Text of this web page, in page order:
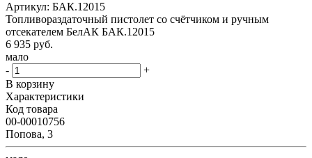
Артикул: БАК.12015
Топливораздаточный пистолет со счётчиком и ручным
отсекателем БелАК БАК.12015
6 935 руб.
мало
-
+
В корзину
Характеристики
Код товара
00-00010756
Попова, 3